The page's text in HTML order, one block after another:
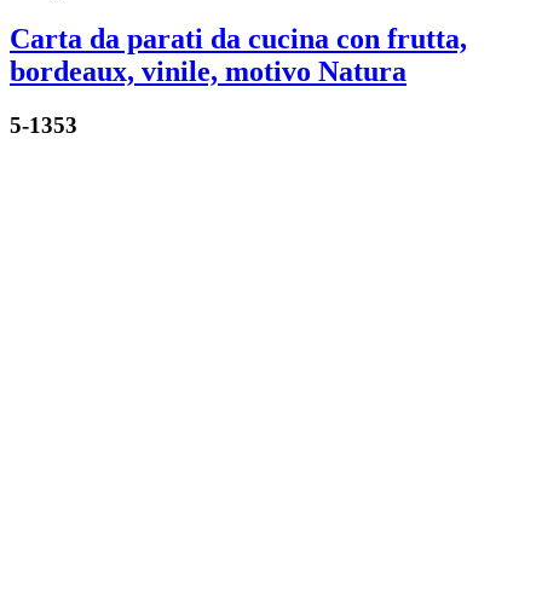
Carta da parati da cucina con frutta,
bordeaux, vinile, motivo Natura
5-1353